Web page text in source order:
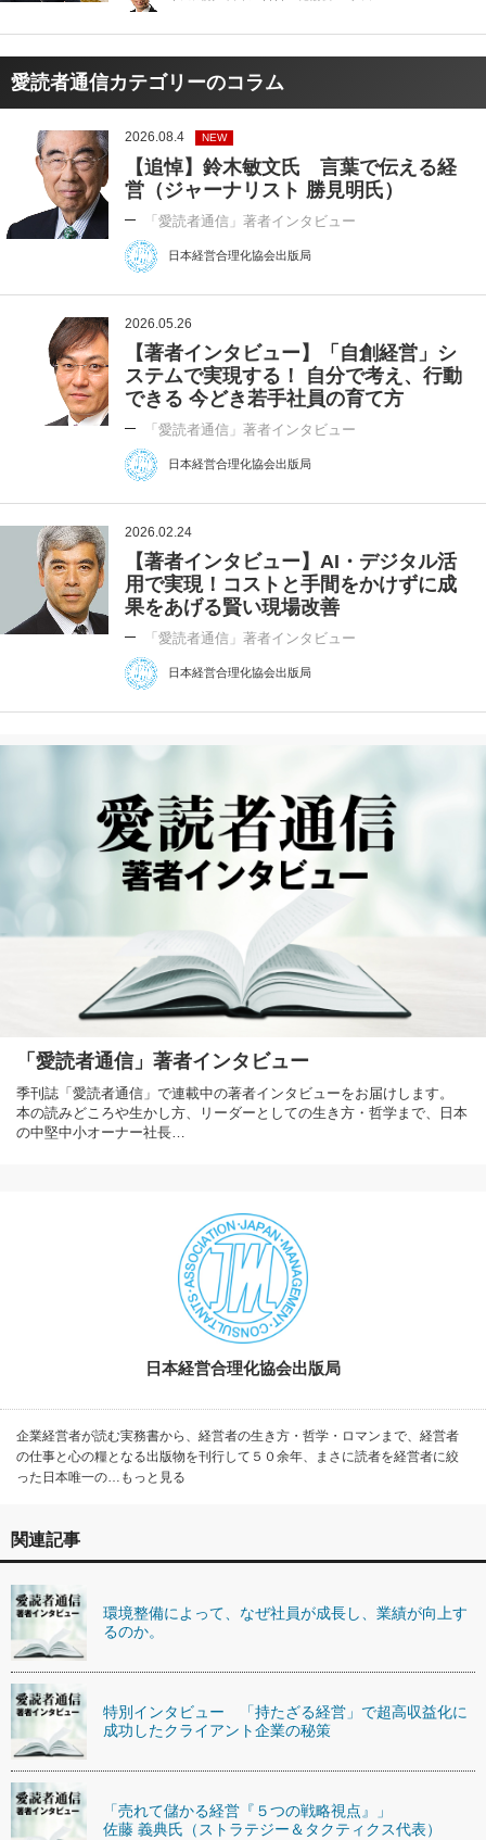
愛読者通信カテゴリーのコラム
2026.08.4 NEW
【追悼】鈴木敏文氏 言葉で伝える経
営（ジャーナリスト 勝見明氏）
「愛読者通信」著者インタビュー
日本経営合理化協会出版局
2026.05.26
【著者インタビュー】「自創経営」シ
ステムで実現する！ 自分で考え、行動
できる 今どき若手社員の育て方
「愛読者通信」著者インタビュー
日本経営合理化協会出版局
2026.02.24
【著者インタビュー】AI・デジタル活
用で実現！コストと手間をかけずに成
果をあげる賢い現場改善
「愛読者通信」著者インタビュー
日本経営合理化協会出版局
「愛読者通信」著者インタビュー
季刊誌「愛読者通信」で連載中の著者インタビューをお届けします。
本の読みどころや生かし方、リーダーとしての生き方・哲学まで、日本
の中堅中小オーナー社長…
日本経営合理化協会出版局
企業経営者が読む実務書から、経営者の生き方・哲学・ロマンまで、経営者
の仕事と心の糧となる出版物を刊行して５０余年、まさに読者を経営者に絞
った日本唯一の…もっと見る
関連記事
環境整備によって、なぜ社員が成長し、業績が向上す
るのか。
特別インタビュー 「持たざる経営」で超高収益化に
成功したクライアント企業の秘策
「売れて儲かる経営『５つの戦略視点』」
佐藤 義典氏（ストラテジー＆タクティクス代表）